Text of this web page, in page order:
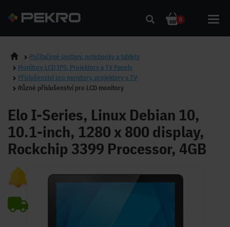
0
Počítačové sestavy, notebooky a tablety
Monitory LCD IPS, Projektory a TV Panely
Příslušenství pro monitory, projektory a TV
Různé příslušenství pro LCD monitory
Elo I-Series, Linux Debian 10,
10.1-inch, 1280 x 800 display,
Rockchip 3399 Processor, 4GB